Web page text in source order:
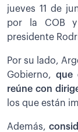
jueves 11 de
por la COB y
presidente
Por su lado,
Gobierno, que
reúne con
los que están
Además,